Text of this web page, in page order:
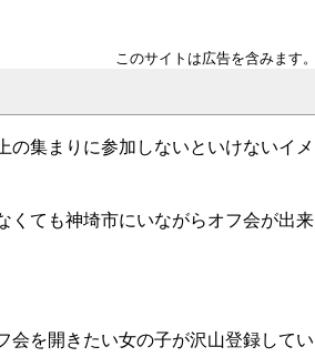
このサイトは広告を含みます。
の集まりに参加しないといけないイメ
くても神埼市にいながらオフ会が出来
会を開きたい女の子が沢山登録してい